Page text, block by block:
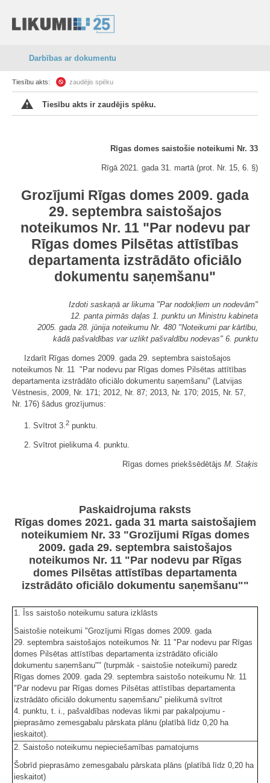
Darbības ar dokumentu
Tiesību akts: zaudējis spēku
Tiesību akts ir zaudējis spēku.
Rīgas domes saistošie noteikumi Nr. 33
Rīgā 2021. gada 31. martā (prot. Nr. 15, 6. §)
Grozījumi Rīgas domes 2009. gada
29. septembra saistošajos
noteikumos Nr. 11 "Par nodevu par
Rīgas domes Pilsētas attīstības
departamenta izstrādāto oficiālo
dokumentu saņemšanu"
Izdoti saskaņā ar likuma "Par nodokļiem un nodevām"
12. panta pirmās daļas 1. punktu un Ministru kabineta
2005. gada 28. jūnija noteikumu Nr. 480 "Noteikumi par kārtību,
kādā pašvaldības var uzlikt pašvaldību nodevas" 6. punktu
Izdarīt Rīgas domes 2009. gada 29. septembra saistošajos
noteikumos Nr. 11 "Par nodevu par Rīgas domes Pilsētas attītības
departamenta izstrādāto oficiālo dokumentu saņemšanu" (Latvijas
Vēstnesis, 2009, Nr. 171; 2012, Nr. 87; 2013, Nr. 170; 2015, Nr. 57,
Nr. 176) šādus grozījumus:
1. Svītrot 3.2 punktu.
2. Svītrot pielikuma 4. punktu.
Rīgas domes priekšsēdētājs M. Staķis
Paskaidrojuma raksts
Rīgas domes 2021. gada 31 marta saistošajiem
noteikumiem Nr. 33 "Grozījumi Rīgas domes
2009. gada 29. septembra saistošajos
noteikumos Nr. 11 "Par nodevu par Rīgas
domes Pilsētas attīstības departamenta
izstrādāto oficiālo dokumentu saņemšanu""
1. Īss saistošo noteikumu satura izklāsts
Saistošie noteikumi "Grozījumi Rīgas domes 2009. gada
29. septembra saistošajos noteikumos Nr. 11 "Par nodevu par Rīgas
domes Pilsētas attīstības departamenta izstrādāto oficiālo
dokumentu saņemšanu"" (turpmāk - saistošie noteikumi) paredz
Rīgas domes 2009. gada 29. septembra saistošo noteikumu Nr. 11
"Par nodevu par Rīgas domes Pilsētas attīstības departamenta
izstrādāto oficiālo dokumentu saņemšanu" pielikumā svītrot
4. punktu, t. i., pašvaldības nodevas likmi par pakalpojumu -
pieprasāmo zemesgabalu pārskata plānu (platībā līdz 0,20 ha
ieskaitot).
2. Saistošo noteikumu nepieciešamības pamatojums
Šobrīd pieprasāmo zemesgabalu pārskata plāns (platībā līdz 0,20 ha
ieskaitot)